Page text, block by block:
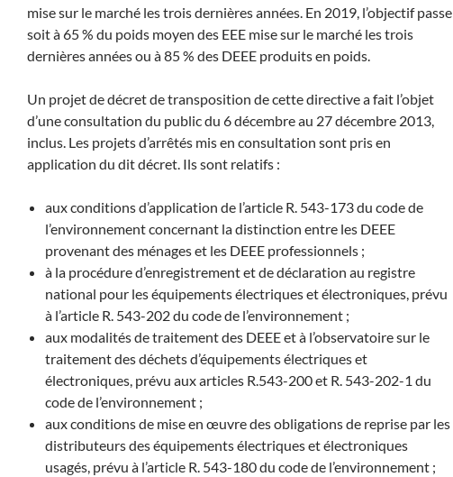
mise sur le marché les trois dernières années. En 2019, l’objectif passe
soit à 65 % du poids moyen des EEE mise sur le marché les trois
dernières années ou à 85 % des DEEE produits en poids.
Un projet de décret de transposition de cette directive a fait l’objet
d’une consultation du public du 6 décembre au 27 décembre 2013,
inclus. Les projets d’arrêtés mis en consultation sont pris en
application du dit décret. Ils sont relatifs :
aux conditions d’application de l’article R. 543-173 du code de
l’environnement concernant la distinction entre les DEEE
provenant des ménages et les DEEE professionnels ;
à la procédure d’enregistrement et de déclaration au registre
national pour les équipements électriques et électroniques, prévu
à l’article R. 543-202 du code de l’environnement ;
aux modalités de traitement des DEEE et à l’observatoire sur le
traitement des déchets d’équipements électriques et
électroniques, prévu aux articles R.543-200 et R. 543-202-1 du
code de l’environnement ;
aux conditions de mise en œuvre des obligations de reprise par les
distributeurs des équipements électriques et électroniques
usagés, prévu à l’article R. 543-180 du code de l’environnement ;